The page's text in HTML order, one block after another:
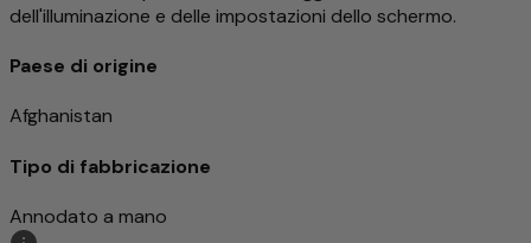
dell'illuminazione e delle impostazioni dello schermo.
Paese di origine
Afghanistan
Tipo di fabbricazione
Annodato a mano